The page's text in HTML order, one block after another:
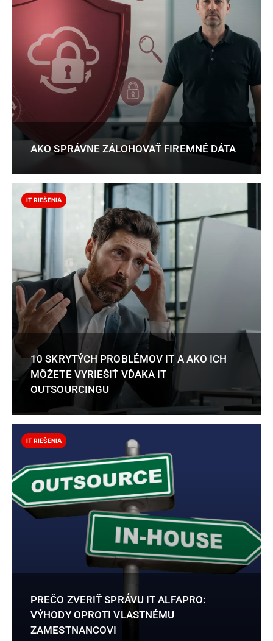
AKO SPRÁVNE ZÁLOHOVAŤ FIREMNÉ DÁTA
10 SKRYTÝCH PROBLÉMOV IT A AKO ICH
MÔŽETE VYRIEŠIŤ VĎAKA IT
OUTSOURCINGU
IT RIEŠENIA
PREČO ZVERIŤ SPRÁVU IT ALFAPRO:
VÝHODY OPROTI VLASTNÉMU
ZAMESTNANCOVI
IT RIEŠENIA